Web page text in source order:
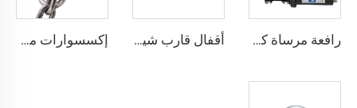
رافعة مرساة كهربائية مقاومة للماء 12 فولت 13000 رطلاً، مجموعة أدوات إنقاذ طارئة لمجال 4x4، رافعة كهربائية متينة أقفال قارب شينغهوي، أقفال قابلة للطي من الفولاذ المقاوم للصدأ AISI316، قفل قارب قابل للطي ورفع، مصقول لامع، قفل بحري إكسسوارات مرساة بحرية ShengHui، قفل سلسلة المرساة، مانع من الفولاذ المقاوم للصدأ 316، أفضل سعر، إمدادات جيدة